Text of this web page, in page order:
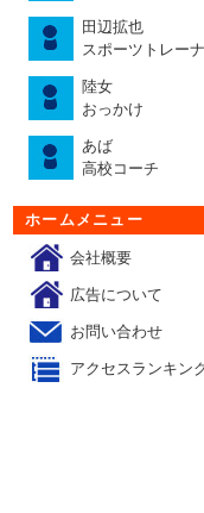
田辺拡也
スポーツトレー
陸女
おっかけ
あば
高校コーチ
ホームメニュー
会社概要
広告について
お問い合わせ
アクセスランキン